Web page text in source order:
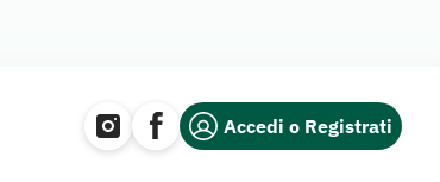
Accedi o Registrati